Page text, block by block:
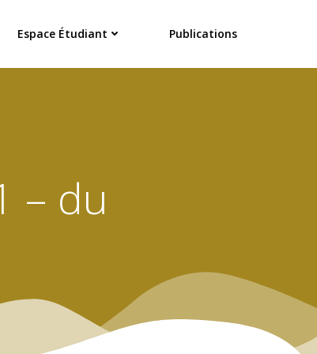
Espace Étudiant Publications
– du